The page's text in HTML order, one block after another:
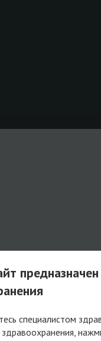
специалистом
здравоохранения,